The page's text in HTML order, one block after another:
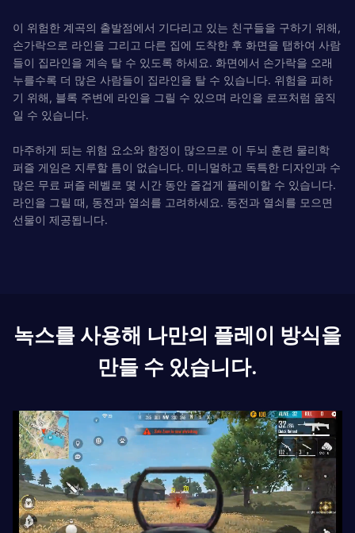
이 위험한 계곡의 출발점에서 기다리고 있는 친구들을 구하기 위해,
손가락으로 라인을 그리고 다른 집에 도착한 후 화면을 탭하여 사람
들이 집라인을 계속 탈 수 있도록 하세요. 화면에서 손가락을 오래
누를수록 더 많은 사람들이 집라인을 탈 수 있습니다. 위험을 피하
기 위해, 블록 주변에 라인을 그릴 수 있으며 라인을 로프처럼 움직
일 수 있습니다.
마주하게 되는 위험 요소와 함정이 많으므로 이 두뇌 훈련 물리학
퍼즐 게임은 지루할 틈이 없습니다. 미니멀하고 독특한 디자인과 수
많은 무료 퍼즐 레벨로 몇 시간 동안 즐겁게 플레이할 수 있습니다.
라인을 그릴 때, 동전과 열쇠를 고려하세요. 동전과 열쇠를 모으면
선물이 제공됩니다.
녹스를 사용해 나만의 플레이 방식을
만들 수 있습니다.